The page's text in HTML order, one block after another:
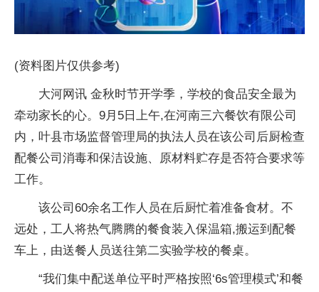
(资料图片仅供参考)
大河网讯 金秋时节开学季，学校的食品安全最为
牵动家长的心。9月5日上午,在河南三六餐饮有限公司
内，叶县市场监督管理局的执法人员在该公司后厨检查
配餐公司消毒和保洁设施、原材料贮存是否符合要求等
工作。
该公司60余名工作人员在后厨忙着准备食材。不
远处，工人将热气腾腾的餐食装入保温箱,搬运到配餐
车上，由送餐人员送往第二实验学校的餐桌。
“我们集中配送单位平时严格按照‘6s管理模式’和餐